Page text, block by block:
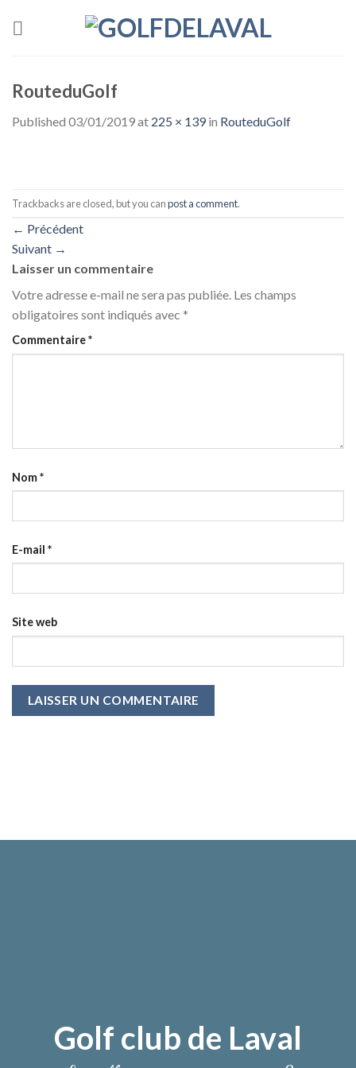
RouteduGolf
Published 03/01/2019at 225 × 139in RouteduGolf
Trackbacks are closed, but you canpost a comment.
← Précédent
Suivant →
Laisser un commentaire
Votre adresse e-mail ne sera pas publiée. Les champs
obligatoires sont indiqués avec *
Commentaire*
Nom*
E-mail *
Site web
Golf club de Laval